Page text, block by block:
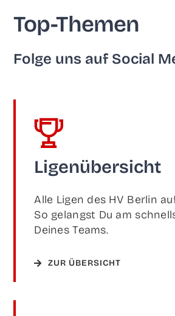
Top-The­men
Fol­ge uns auf Social
Ligen­über­sicht
Alle Ligen des HV Ber­lin
So gelangst Du am
Dei­nes Teams.
ZUR ÜBER­SICHT